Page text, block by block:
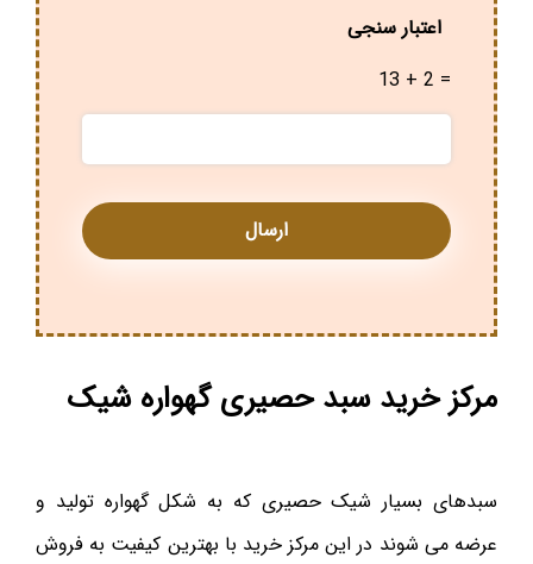
اعتبار سنجی
13 + 2 =
مرکز خرید سبد حصیری گهواره شیک
سبدهای بسیار شیک حصیری که به شکل گهواره تولید و
عرضه می شوند در این مرکز خرید با بهترین کیفیت به فروش